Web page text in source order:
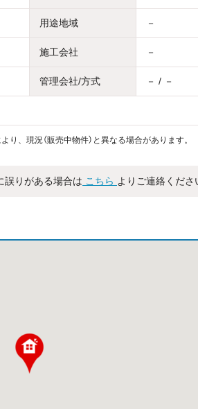
用途地域 －
施工会社 －
管理会社/方式 － / －
、現況（販売中物件）と異なる場合があります。
誤りがある場合は こちら よりご連絡くださ